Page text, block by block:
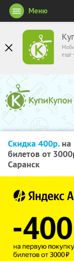
ещё
Меню
Скидка 400р.на
билетов от
Саранск